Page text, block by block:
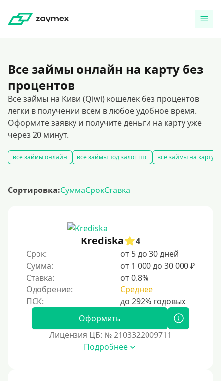
Все займы онлайн на карту без
процентов
Все займы на Киви (Qiwi) кошелек без процентов
легки в получении всем в любое удобное время.
Оформите заявку и получите деньги на карту уже
через 20 минут.
все займы онлайн все займы под залог птс все займы на карту
Сортировка:СуммаСрокСтавка
Krediska
4
Срок:
от 5 до 30 дней
Сумма:
от 1 000 до 30 000 ₽
Ставка:
от 0.8%
Одобрение:
Среднее
Оформить
Лицензия ЦБ: № 2103322009711
Подробнее